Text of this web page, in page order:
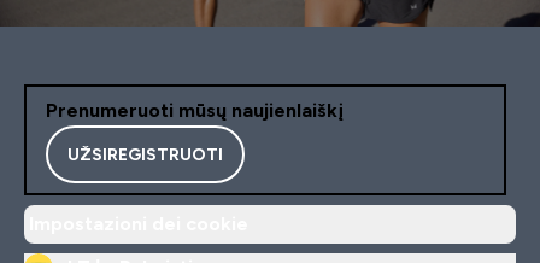
Prenumeruoti mūsų naujienlaiškį
UŽSIREGISTRUOTI